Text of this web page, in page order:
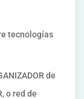
tecnologías
de
o red de